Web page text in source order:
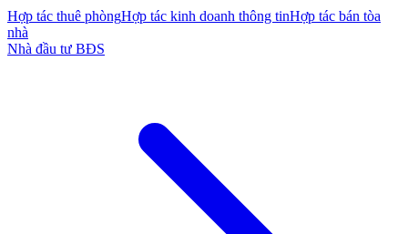
Hợp tác thuê phòngHợp tác kinh doanh thông tinHợp tác bán tòa
nhà
Nhà đầu tư BĐS